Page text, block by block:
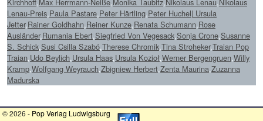
Lenau-Preis,Paula Pastare,Peter Härtling,Peter Huchel| Ursula
Jetter,Rainer Goldhahn,Reiner Kunze,Renata Schumann,Rose
Ausländer,Rumania Ebert,Siegfried Von Vegesack,Sonja Crone,Susanne
S. Schick,Susi Csilla Szabó,Therese Chromik,Tina Stroheker,Traian Pop
Traian,Udo Beylich,Ursula Haas,Ursula Kozioł,Werner Bergengruen,Willy
Kramp,Wolfgang Weyrauch,Zbigniew Herbert,Zenta Maurina,Zuzanna
Madurska
© 2026 - Pop Verlag Ludwigsburg